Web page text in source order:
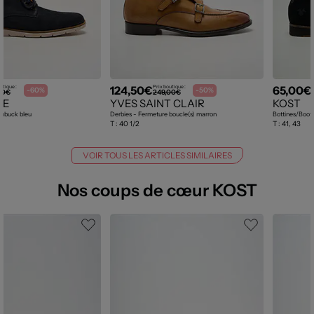
: -60%
bleu
124,50€Prix boutique :
249,00€ -50%
YVES SAINT CLAIR
Derbies - Fermeture boucle(s) marron
T : 40 1/2
65,00€
KOST
Bottines/
T : 41, 43
VOIR TOUS LES ARTICLES SIMILAIRES
Nos coups de cœur KOST